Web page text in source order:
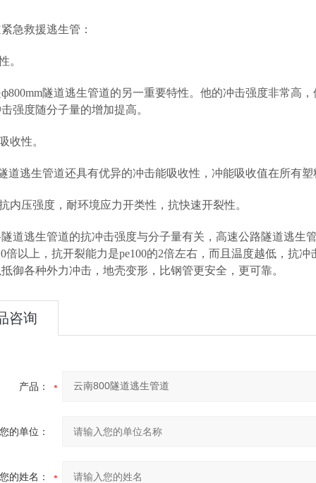
急救援逃生管：
。
隧道逃生管道的另一重要特性。他的冲击强度非常高
强度随分子量的增加提高。
收性。
道逃生管道还具有优异的冲击能吸收性，冲能吸收值在所有
内压强度，耐环境应力开类性，抗快速开裂性。
道逃生管道的抗冲击强度与分子量有关，高速公路隧道逃生
倍以上，抗开裂能力是pe100的2倍左右，而且温度越低，抗
御各种外力冲击，地壳变形，比钢管更安全，更可靠。
咨询
产品：
您的单位：
您的姓名：